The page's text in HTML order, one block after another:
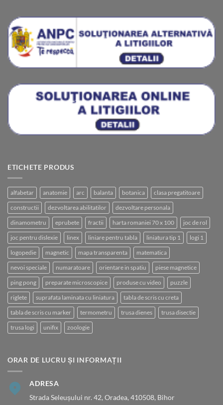
ETICHETE PRODUS
alfabetar anatomie arc balanta botanica clasa pregatitoare
constructii dezvoltarea abilitatilor dezvoltare personala
dinamometru eprubete fractii harta romaniei 70 x 100 joc de rol
joc pentru dislexie linex liniare pentru tabla liniatura tip 1 logi 1
logopedie magnetic mapa transparenta matematica
nevoi speciale numaratoare orientare in spatiu piese magnetice
ping pong preparate microscopice produse cu video puzzle
riglete suprafata laminata cu liniatura tabla de scris cu creta
tabla de scris cu marker termometru trusa dienes trusa disectie
trusa logi unifix zoologie
ORAR DE LUCRU ȘI INFORMAȚII
ADRESA
Strada Seleușului nr. 42, Oradea, 410508, Bihor